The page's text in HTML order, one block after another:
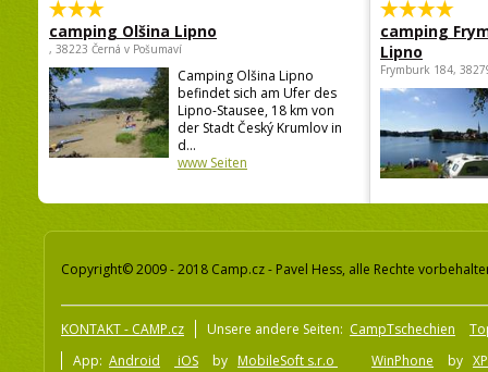
camping Olšina Lipno
, 38223 Černá v Pošumaví
Camping Olšina Lipno
befindet sich am Ufer des
Lipno-Stausee, 18 km von
der Stadt Český Krumlov in
d...
www Seiten
camping
Lipno
Frymburk 184,
Copyright© 2009 - 2018 Camp.cz - Pavel Hess, alle Rechte
KONTAKT - CAMP.cz Unsere andere Seiten: CampTschechien
App: Android iOS by MobileSoft s.r.o WinPhone by